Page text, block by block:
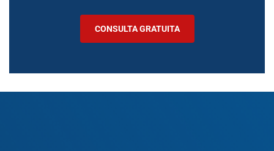
CONSULTA GRATUITA